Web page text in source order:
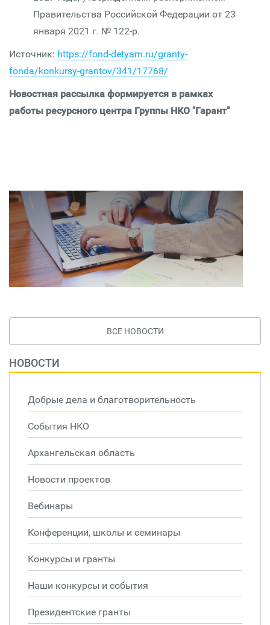
Правительства Российской Федерации от 23
января 2021 г. № 122-р.
Источник: https://fond-detyam.ru/granty-
fonda/konkursy-grantov/341/17768/
Новостная рассылка формируется в рамках
работы ресурсного центра Группы НКО "Гарант"
ВСЕ НОВОСТИ
НОВОСТИ
Добрые дела и благотворительность
События НКО
Архангельская область
Новости проектов
Вебинары
Конференции, школы и семинары
Конкурсы и гранты
Наши конкурсы и события
Президентские гранты